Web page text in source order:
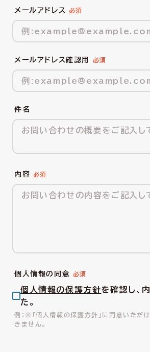
メールアドレス
メールアドレス確認用
件名
内容
個人情報の同意
個人情報の保護方針を確認し、
た。
※「個人情報の保護方針」に同意いただ
きません。